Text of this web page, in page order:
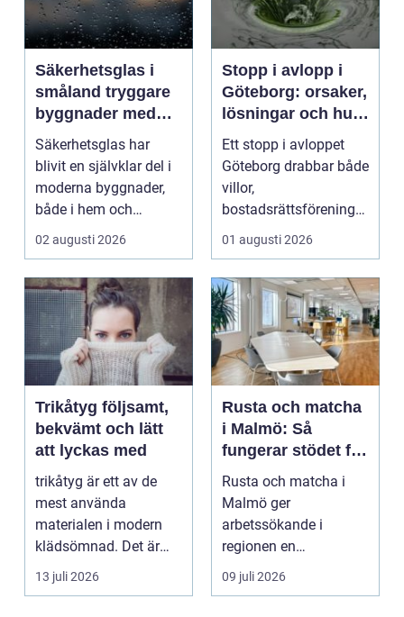
Säkerhetsglas i
småland tryggare
byggnader med
smarta
glaslösningar
Säkerhetsglas har
blivit en självklar del i
moderna byggnader,
både i hem och
offentliga miljöer. I ...
02 augusti 2026
Stopp i avlopp i
Göteborg: orsaker,
lösningar och hur
problem kan
undvikas
Ett stopp i avloppet
Göteborg drabbar både
villor,
bostadsrättsföreningar
och h...
01 augusti 2026
Trikåtyg följsamt,
bekvämt och lätt
att lyckas med
trikåtyg är ett av de
mest använda
materialen i modern
klädsömnad. Det är
mjukt, elastiskt och
formb...
13 juli 2026
Rusta och matcha
i Malmö: Så
fungerar stödet för
dig som söker
jobb
Rusta och matcha i
Malmö ger
arbetssökande i
regionen en
strukturerad och
personlig vä...
09 juli 2026